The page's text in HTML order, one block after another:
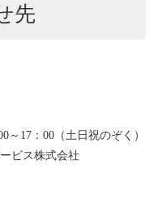
先
17：00（土日祝のぞく）
ビス株式会社